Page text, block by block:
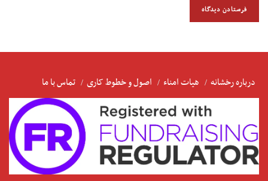
درباره رخشانه هیات امناء اصول و خطوط کاری تماس با ما